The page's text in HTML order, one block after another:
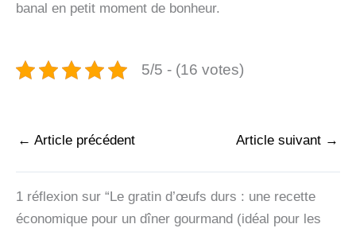
banal en petit moment de bonheur.
5/5 - (16 votes)
← Article précédent Article suivant →
1 réflexion sur “Le gratin d’œufs durs : une recette
économique pour un dîner gourmand (idéal pour les